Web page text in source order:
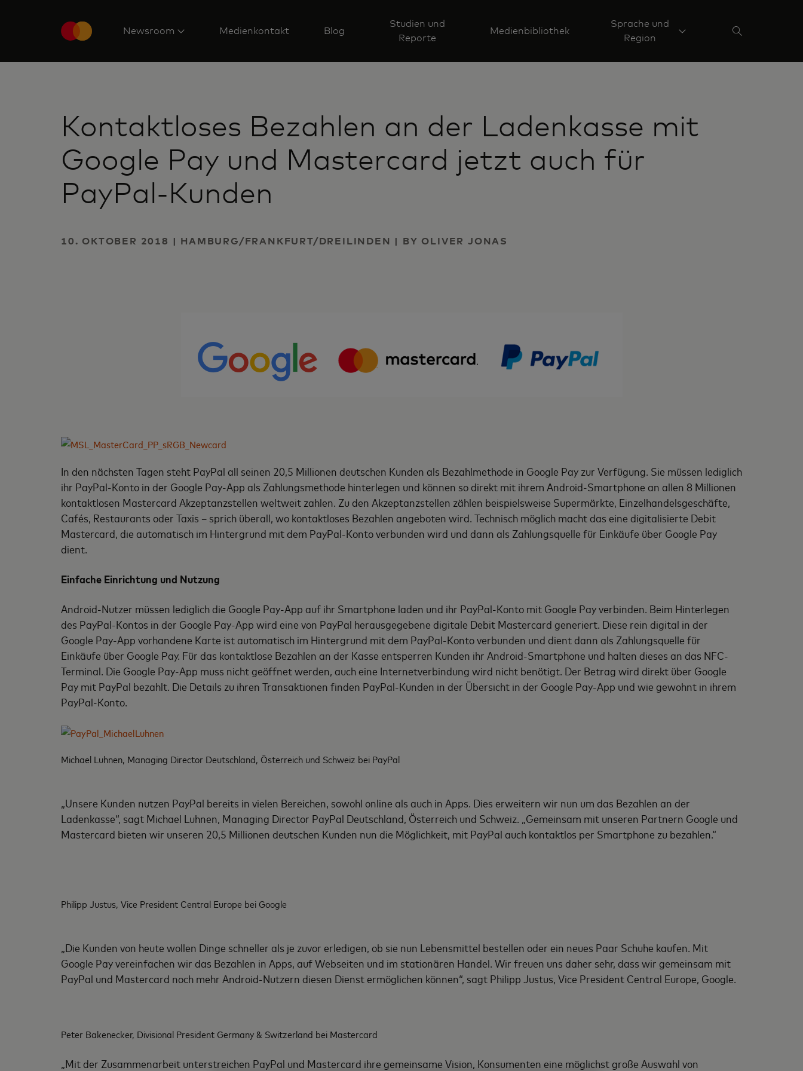
Newsroom Medienkontakt Blog
Studien und
Reporte
Medienbibliothek
Sprache und
Region
Kontaktloses Bezahlen an der Ladenkasse mit
Google Pay und Mastercard jetzt auch für
PayPal-Kunden
10. OKTOBER 2018 | HAMBURG/FRANKFURT/DREILINDEN | BY OLIVER JONAS
In den nächsten Tagen steht PayPal all seinen 20,5 Millionen deutschen Kunden als Bezahlmethode in Google Pay zur Verfügung. Sie müssen lediglich
ihr PayPal-Konto in der Google Pay-App als Zahlungsmethode hinterlegen und können so direkt mit ihrem Android-Smartphone an allen 8 Millionen
kontaktlosen Mastercard Akzeptanzstellen weltweit zahlen. Zu den Akzeptanzstellen zählen beispielsweise Supermärkte, Einzelhandelsgeschäfte,
Cafés, Restaurants oder Taxis – sprich überall, wo kontaktloses Bezahlen angeboten wird. Technisch möglich macht das eine digitalisierte Debit
Mastercard, die automatisch im Hintergrund mit dem PayPal-Konto verbunden wird und dann als Zahlungsquelle für Einkäufe über Google Pay
dient.
Einfache Einrichtung und Nutzung
Android-Nutzer müssen lediglich die Google Pay-App auf ihr Smartphone laden und ihr PayPal-Konto mit Google Pay verbinden. Beim Hinterlegen
des PayPal-Kontos in der Google Pay-App wird eine von PayPal herausgegebene digitale Debit Mastercard generiert. Diese rein digital in der
Google Pay-App vorhandene Karte ist automatisch im Hintergrund mit dem PayPal-Konto verbunden und dient dann als Zahlungsquelle für
Einkäufe über Google Pay. Für das kontaktlose Bezahlen an der Kasse entsperren Kunden ihr Android-Smartphone und halten dieses an das NFC-
Terminal. Die Google Pay-App muss nicht geöffnet werden, auch eine Internetverbindung wird nicht benötigt. Der Betrag wird direkt über Google
Pay mit PayPal bezahlt. Die Details zu ihren Transaktionen finden PayPal-Kunden in der Übersicht in der Google Pay-App und wie gewohnt in ihrem
PayPal-Konto.
Michael Luhnen, Managing Director Deutschland, Österreich und Schweiz bei PayPal
„Unsere Kunden nutzen PayPal bereits in vielen Bereichen, sowohl online als auch in Apps. Dies erweitern wir nun um das Bezahlen an der
Ladenkasse“, sagt Michael Luhnen, Managing Director PayPal Deutschland, Österreich und Schweiz. „Gemeinsam mit unseren Partnern Google und
Mastercard bieten wir unseren 20,5 Millionen deutschen Kunden nun die Möglichkeit, mit PayPal auch kontaktlos per Smartphone zu bezahlen.“
Philipp Justus, Vice President Central Europe bei Google
„Die Kunden von heute wollen Dinge schneller als je zuvor erledigen, ob sie nun Lebensmittel bestellen oder ein neues Paar Schuhe kaufen. Mit
Google Pay vereinfachen wir das Bezahlen in Apps, auf Webseiten und im stationären Handel. Wir freuen uns daher sehr, dass wir gemeinsam mit
PayPal und Mastercard noch mehr Android-Nutzern diesen Dienst ermöglichen können“, sagt Philipp Justus, Vice President Central Europe, Google.
Peter Bakenecker, Divisional President Germany & Switzerland bei Mastercard
„Mit der Zusammenarbeit unterstreichen PayPal und Mastercard ihre gemeinsame Vision, Konsumenten eine möglichst große Auswahl von